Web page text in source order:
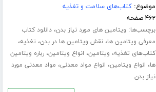
موضوع:کتاب‌های سلامت و تغذیه
۴۶۲ صفحه
برچسب‌ها: ویتامین‌ های مورد نیاز بدن،دانلود کتاب
معرفی ویتامین ها،نقش ویتامین ها در بدن، تغذیه،
کتاب‌های تغذیه، ویتامین، انواع ویتامین،رباره ویتامین
ها، انواع ویتامین، انواع مواد معدنی، مواد معدنی مورد
نیاز بدن